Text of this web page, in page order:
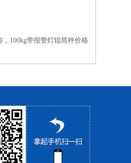
100kg带报警灯辊筒秤价格